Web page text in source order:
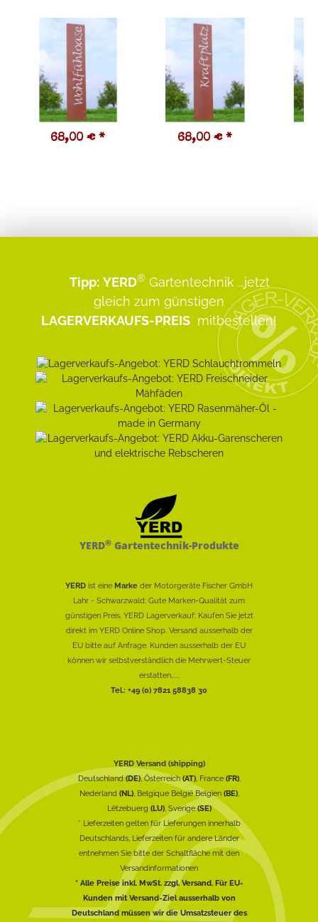
68,00 € * 68,00 € *
Tipp: YERD® Gartentechnik ...jetzt
gleich zum günstigen
LAGERVERKAUFS-PREIS mitbestellen!
YERD®Gartentechnik-Produkte
YERD ist eine Marke der Motorgeräte Fischer GmbH
Lahr - Schwarzwald: Gute Marken-Qualität zum
günstigen Preis. YERD Lagerverkauf: Kaufen Sie jetzt
direkt im YERD Online Shop. Versand ausserhalb der
EU bitte auf Anfrage. Kunden ausserhalb der EU
können wir selbstverständlich die Mehrwert-Steuer
erstatten......
Tel.: +49 (0) 7821 58838 30
YERD Versand (shipping)
Deutschland(DE), Österreich(AT), France (FR),
Nederland (NL), Belgique België Belgien (BE),
Lëtzebuerg (LU), Sverige(SE)
* Lieferzeiten gelten für Lieferungen innerhalb
Deutschlands, Lieferzeiten für andere Länder
entnehmen Sie bitte der Schaltfläche mit den
Versandinformationen
* Alle Preise inkl. MwSt. zzgl. Versand. Für EU-
Kunden mit Versand-Ziel ausserhalb von
Deutschland müssen wir die Umsatzsteuer des